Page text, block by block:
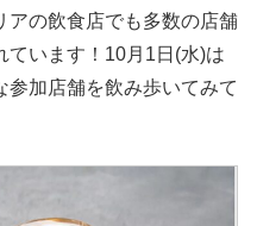
アの飲食店でも多数の店舗
ています！10月1日(水)は
加店舗を飲み歩いてみて